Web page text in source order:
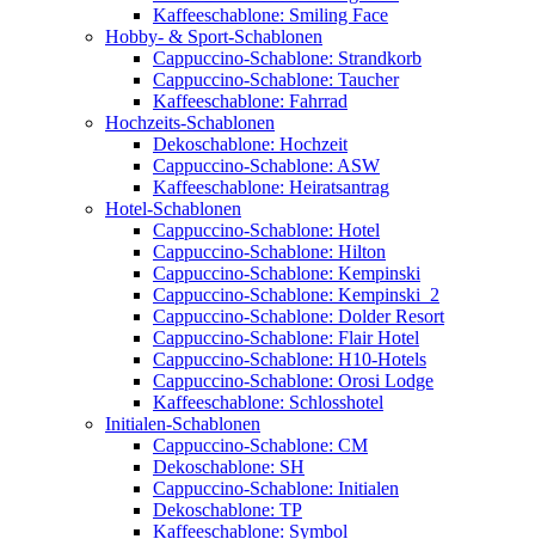
Kaffeeschablone: Smiling Face
Hobby- & Sport-Schablonen
Cappuccino-Schablone: Strandkorb
Cappuccino-Schablone: Taucher
Kaffeeschablone: Fahrrad
Hochzeits-Schablonen
Dekoschablone: Hochzeit
Cappuccino-Schablone: ASW
Kaffeeschablone: Heiratsantrag
Hotel-Schablonen
Cappuccino-Schablone: Hotel
Cappuccino-Schablone: Hilton
Cappuccino-Schablone: Kempinski
Cappuccino-Schablone: Kempinski_2
Cappuccino-Schablone: Dolder Resort
Cappuccino-Schablone: Flair Hotel
Cappuccino-Schablone: H10-Hotels
Cappuccino-Schablone: Orosi Lodge
Kaffeeschablone: Schlosshotel
Initialen-Schablonen
Cappuccino-Schablone: CM
Dekoschablone: SH
Cappuccino-Schablone: Initialen
Dekoschablone: TP
Kaffeeschablone: Symbol